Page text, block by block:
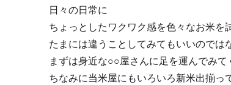
日々の日常に
ちょっとしたワクワク感を色々なお米を
たまには違うことしてみてもいいのでは
まずは身近な○○屋さんに足を運んでみて
ちなみに当米屋にもいろいろ新米出揃っ